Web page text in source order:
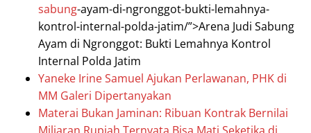
sabung-ayam-di-ngronggot-bukti-lemahnya-
kontrol-internal-polda-jatim/”>Arena Judi Sabung
Ayam di Ngronggot: Bukti Lemahnya Kontrol
Internal Polda Jatim
Yaneke Irine Samuel Ajukan Perlawanan, PHK di
MM Galeri Dipertanyakan
Materai Bukan Jaminan: Ribuan Kontrak Bernilai